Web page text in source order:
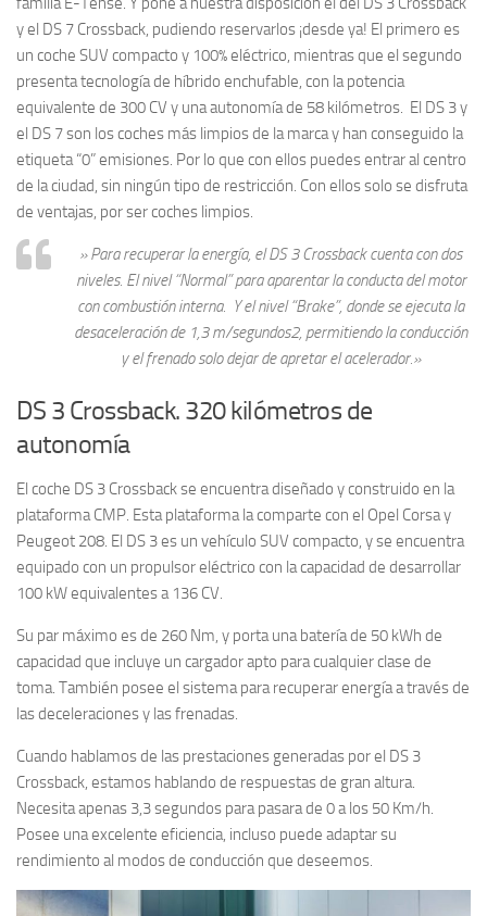
y el DS 7 Crossback, pudiendo reservarlos ¡desde ya! El primero es
un coche SUV compacto y 100% eléctrico, mientras que el segundo
presenta tecnología de híbrido enchufable, con la potencia
equivalente de 300 CV y una autonomía de 58 kilómetros. El DS 3 y
el DS 7 son los coches más limpios de la marca y han conseguido la
etiqueta “0” emisiones. Por lo que con ellos puedes entrar al centro
de la ciudad, sin ningún tipo de restricción. Con ellos solo se disfruta
de ventajas, por ser coches limpios.
» Para recuperar la energía, el DS 3 Crossback cuenta con dos
niveles. El nivel “Normal” para aparentar la conducta del motor
con combustión interna. Y el nivel “Brake”, donde se ejecuta la
desaceleración de 1,3 m/segundos2, permitiendo la conducción
y el frenado solo dejar de apretar el acelerador.»
DS 3 Crossback. 320 kilómetros de
autonomía
El coche DS 3 Crossback se encuentra diseñado y construido en la
plataforma CMP. Esta plataforma la comparte con el Opel Corsa y
Peugeot 208. El DS 3 es un vehículo SUV compacto, y se encuentra
equipado con un propulsor eléctrico con la capacidad de desarrollar
100 kW equivalentes a 136 CV.
Su par máximo es de 260 Nm, y porta una batería de 50 kWh de
capacidad que incluye un cargador apto para cualquier clase de
toma. También posee el sistema para recuperar energía a través de
las deceleraciones y las frenadas.
Cuando hablamos de las prestaciones generadas por el DS 3
Crossback, estamos hablando de respuestas de gran altura.
Necesita apenas 3,3 segundos para pasara de 0 a los 50 Km/h.
Posee una excelente eficiencia, incluso puede adaptar su
rendimiento al modos de conducción que deseemos.